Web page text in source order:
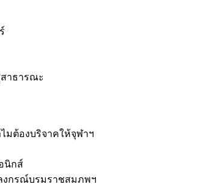
สาธารณะ
มต้องบริจาคให้จุฬาฯ
นิกส์
งกรณ์บรมราชสมภพฯ